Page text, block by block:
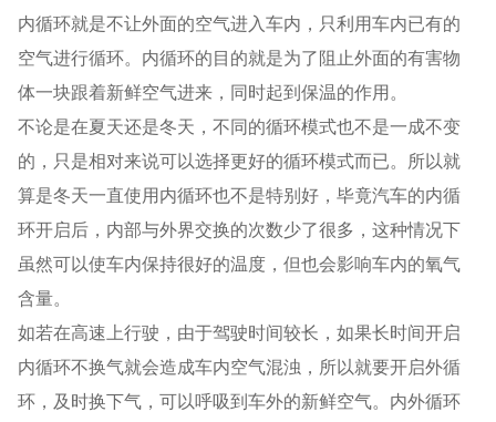
内循环就是不让外面的空气进入车内，只利用车内已有的
空气进行循环。内循环的目的就是为了阻止外面的有害物
体一块跟着新鲜空气进来，同时起到保温的作用。
不论是在夏天还是冬天，不同的循环模式也不是一成不变
的，只是相对来说可以选择更好的循环模式而已。所以就
算是冬天一直使用内循环也不是特别好，毕竟汽车的内循
环开启后，内部与外界交换的次数少了很多，这种情况下
虽然可以使车内保持很好的温度，但也会影响车内的氧气
含量。
如若在高速上行驶，由于驾驶时间较长，如果长时间开启
内循环不换气就会造成车内空气混浊，所以就要开启外循
环，及时换下气，可以呼吸到车外的新鲜空气。内外循环